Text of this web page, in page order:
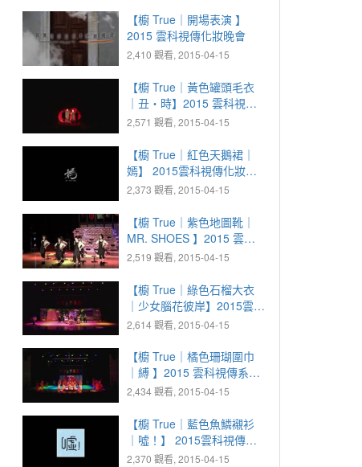
【櫥 True｜開場表演 】
2015 雲科視傳化妝晚會
2,410 觀看, 2015-04-15
【櫥 True｜黃色罐頭毛衣
｜丑‧時】2015 雲科視傳
系化妝晚會
2,571 觀看, 2015-04-15
【櫥 True｜紅色天鵝裙｜
嫣】 2015雲科視傳化妝晚
會
2,373 觀看, 2015-04-15
【櫥 True｜紫色地圖靴｜
MR. SHOES 】2015 雲科
視傳化妝晚會
2,519 觀看, 2015-04-15
【櫥 True｜綠色石榴大衣
｜少女腦花彼岸】2015雲科
視傳化妝晚會
2,614 觀看, 2015-04-15
【櫥 True｜橘色珊瑚圍巾
｜縛 】2015 雲科視傳系化
妝晚會
2,434 觀看, 2015-04-15
【櫥 True｜藍色魚鱗襯衫
｜噓！】 2015雲科視傳化
妝晚會
2,370 觀看, 2015-04-15